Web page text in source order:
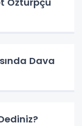
Dava